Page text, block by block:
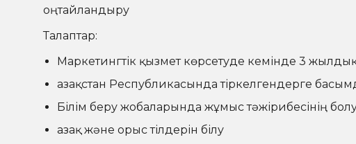
оңтайландыру
Талаптар:
Маркетингтік қызмет көрсетуде кемінде 3
Қазақстан Республикасында тіркелгендерге
Білім беру жобаларында жұмыс тәжірибесінің
Қазақ және орыс тілдерін білу